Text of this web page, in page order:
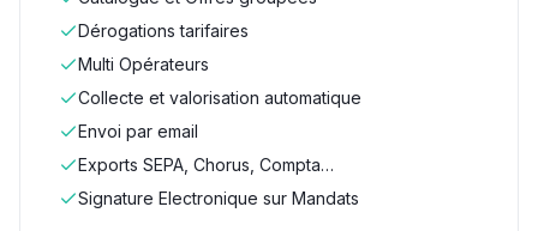
Dérogations tarifaires
Multi Opérateurs
Collecte et valorisation automatique
Envoi par email
Exports SEPA, Chorus, Compta…
Signature Electronique sur Mandats